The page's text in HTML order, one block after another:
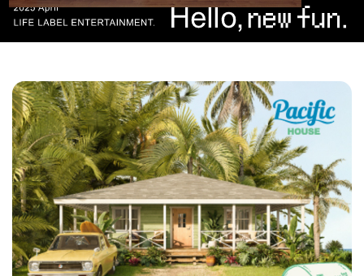
問
い
わ
プ
バ
シ
リ
シ
ー